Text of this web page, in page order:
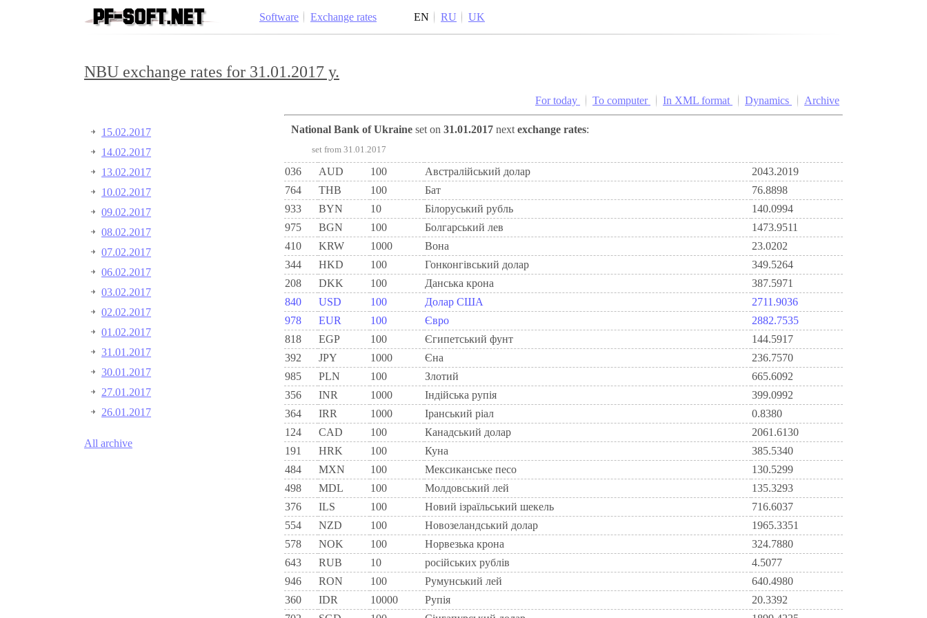
Software Exchange rates EN RU UK
NBU exchange rates for 31.01.2017 y.
15.02.2017
14.02.2017
13.02.2017
10.02.2017
09.02.2017
08.02.2017
07.02.2017
06.02.2017
03.02.2017
02.02.2017
01.02.2017
31.01.2017
30.01.2017
27.01.2017
26.01.2017
All archive
For today To computer In XML format Dynamics Archive
National Bank of Ukraine set on 31.01.2017 next exchange rates:
set from 31.01.2017
036 AUD 100 Австралійський долар
2043.2019
764
THB 100 Бат
76.8898
933
BYN 10 Бiлоруський рубль
140.0994
975
BGN 100 Болгарський лев
1473.9511
410
KRW 1000 Вона
23.0202
344
HKD 100 Гонконгівський долар
349.5264
208
DKK 100 Данська крона
387.5971
840
USD 100 Долар США
2711.9036
978
EUR 100 Євро
2882.7535
818
EGP 100 Єгипетський фунт
144.5917
392
JPY 1000 Єна
236.7570
985
PLN 100 Злотий
665.6092
356
INR 1000 Індійська рупія
399.0992
364
IRR 1000 Іранський ріал
0.8380
124
CAD 100 Канадський долар
2061.6130
191
HRK 100 Куна
385.5340
484
MXN 100 Мексиканське песо
130.5299
498
MDL 100 Молдовський лей
135.3293
376
ILS 100 Новий ізраїльський шекель
716.6037
554
NZD 100 Новозеландський долар
1965.3351
578
NOK 100 Норвезька крона
324.7880
643
RUB 10 російських рублів
4.5077
946
RON 100 Румунський лей
640.4980
360
IDR 10000 Рупія
20.3392